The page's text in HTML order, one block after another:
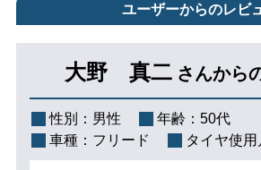
ユーザーからのレビ
大野 真二 さんから
性別： 男性 年齢： 50代
車種： フリード タイヤ使用